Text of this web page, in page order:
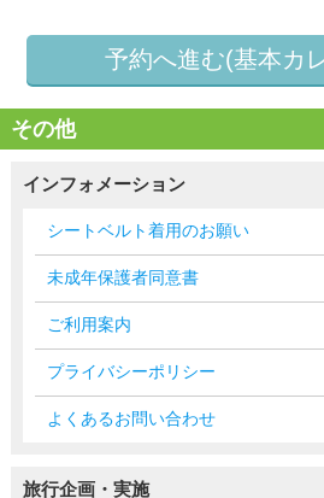
予約へ進む(基本カ
その他
インフォメーション
シートベルト着用のお願い
未成年保護者同意書
ご利用案内
プライバシーポリシー
よくあるお問い合わせ
旅行企画・実施